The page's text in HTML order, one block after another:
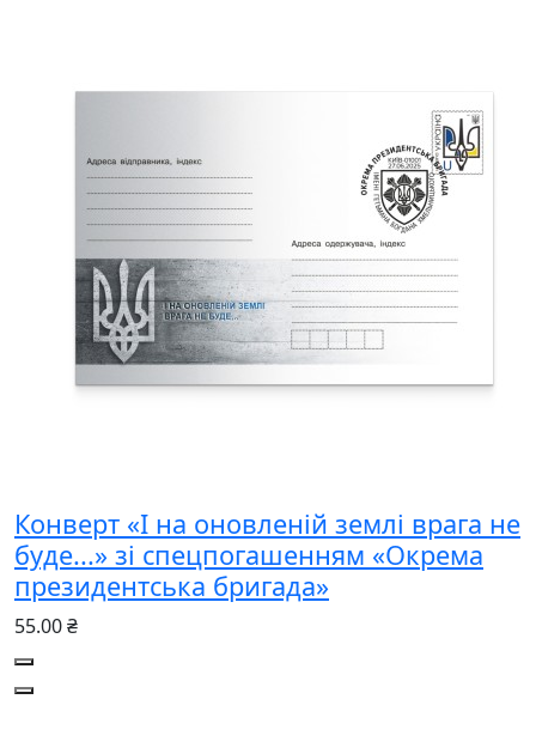
Конверт «І на оновленій землі врага не
буде...» зі спецпогашенням «Окрема
президентська бригада»
55.00 ₴